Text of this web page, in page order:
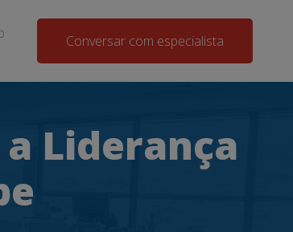
Conversar com especialista
Liderança